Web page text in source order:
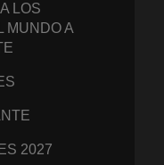
LOS
MUNDO A
2027